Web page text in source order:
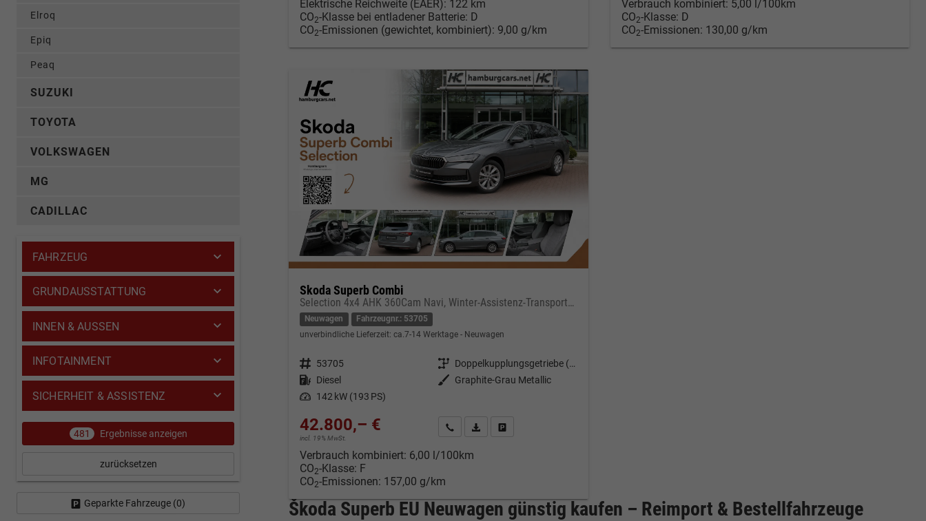
Elektrische Reichweite (EAER): 122 km
CO2-Klasse bei entladener Batterie: D
CO2-Emissionen (gewichtet, kombiniert): 9,00 g/km
Verbrauch kombiniert: 5,00 l/100km
CO2-Klasse: D
CO2-Emissionen: 130,00 g/km
Skoda Superb Combi
Selection 4x4 AHK 360Cam Navi, Winter-Assistenz-Transportpaket
Neuwagen
Fahrzeugnr.: 53705
unverbindliche Lieferzeit: ca.7-14 Werktage Neuwagen
Fahrzeugnr. 53705 Getriebe
Doppelkupplungsgetriebe (DSG)
Kraftstoff Diesel Außenfarbe
Graphite-Grau Metallic
Leistung 142 kW (193 PS)
42.800,– €
incl. 19% MwSt.
Kontakt & Angebot anfordern
PDF-Datei, Fahrzeugexposé drucken
Verbrauch kombiniert: 6,00 l/100km
CO2-Klasse: F
CO2-Emissionen: 157,00 g/km
Škoda Superb EU Neuwagen günstig kaufen – Reimport & Bestellfahrzeuge
Elroq
Epiq
Peaq
SUZUKI
TOYOTA
VOLKSWAGEN
MG
CADILLAC
FAHRZEUG
GRUNDAUSSTATTUNG
INNEN & AUSSEN
INFOTAINMENT
SICHERHEIT & ASSISTENZ
481 Ergebnisse anzeigen
zurücksetzen
Geparkte Fahrzeuge (0)